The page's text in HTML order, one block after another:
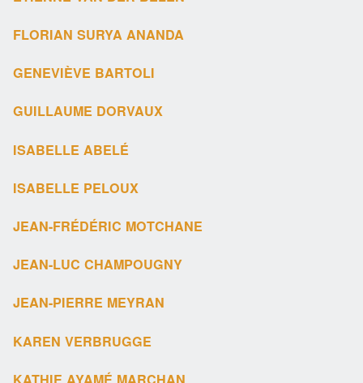
FLORIAN SURYA ANANDA
GENEVIÈVE BARTOLI
GUILLAUME DORVAUX
ISABELLE ABELÉ
ISABELLE PELOUX
JEAN-FRÉDÉRIC MOTCHANE
JEAN-LUC CHAMPOUGNY
JEAN-PIERRE MEYRAN
KAREN VERBRUGGE
KATHIE AYAMÉ MARCHAN